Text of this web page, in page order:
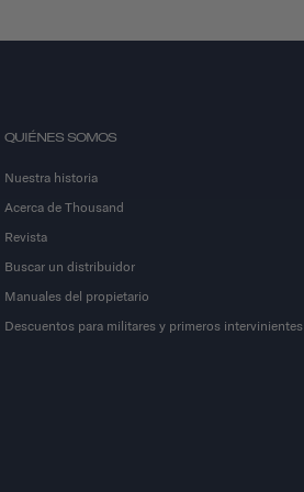
QUIÉNES SOMOS
Nuestra historia
Acerca de Thousand
Revista
Buscar un distribuidor
Manuales del propietario
Descuentos para militares y primeros intervinientes